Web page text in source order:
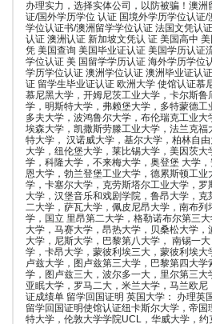
办理实力，选择实体公司，以防被骗！澳
证/国外学历学位 认证 国境外学历学位认证
学位认证书/澳洲留学学位认证 法国文凭认
认证 澳洲认证 新加坡文凭认 证 美国高中
凭 美国查询 美国毕业证认证 美国学历认证
学位认证 美 国留学学历认证 海外学历学位
学历学位认证 澳洲学位认证 澳洲毕业证认
证 留学生毕业证认证 欧洲大学 使馆认证慕
慕尼黑大学，开姆尼茨工业大学，卡尔斯
学，明斯特大学，弗赖堡大学，多特蒙德
多夫大学，波鸿鲁尔大学，布伦瑞克工业
埃森大学，凯撒斯劳滕工业大学，法兰克
特大学， 汉诺威大学，基尔大学，柏林自
大学，纽伦堡大学，莱比锡大学，美因茨
学，科隆大学，不来梅大学，奥登堡 大学
恩大学，勃兰登堡工业大学，德累斯顿工
学，卡塞尔大学，克劳斯塔尔工业大学，
大学，汉堡音乐和戏剧学院，鲁昂大学，
二大学，萨瓦大学，佩皮尼昂大学，南布
学，国立 里昂第二大学，格勒诺布尔第三
大学，马赛大学，昂热大学，贝桑松大学
大学，尼斯大学，巴黎第八大学， 南锡一
学，卡昂大学，蒙彼利埃三大，蒙彼利埃大
卢兹大学，图卢兹第三大学，巴黎第四大
学，图卢兹三大，波尔多一大，里尔第三大
亚眠大学，罗马二大，米兰大学，马兰欧
证成绩单 留学回国证明 英国大学： 办理英
留学回国证明使馆认证纽卡斯尔大学，帝
特大学，伦敦大学学院UCL，华威大学，